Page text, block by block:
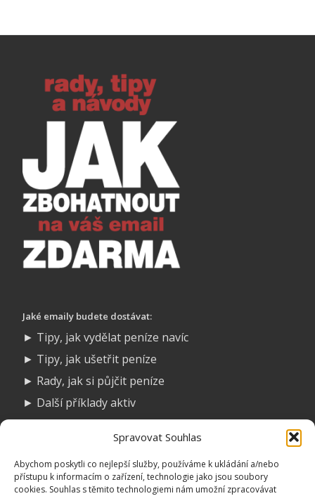
Spravovat Souhlas
Abychom poskytli co nejlepší služby, používáme k ukládání a/nebo
přístupu k informacím o zařízení, technologie jako jsou soubory
cookies. Souhlas s těmito technologiemi nám umožní zpracovávat
Jaké emaily budete dostávat:
► Tipy, jak vydělat peníze navíc
► Tipy, jak ušetřit peníze
► Rady, jak si půjčit peníze
► Další příklady aktiv
► Návody, jak vytvořit aktiva
► Nápady na online podnikání
Přihlášením k odběru souhlasíte se zasíláním obchodních
sdělení a zpracováním osobních údajů.